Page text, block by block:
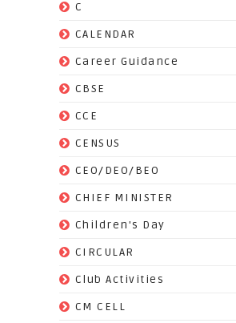
C
CALENDAR
Career Guidance
CBSE
CCE
CENSUS
CEO/DEO/BEO
CHIEF MINISTER
Children's Day
CIRCULAR
Club Activities
CM CELL